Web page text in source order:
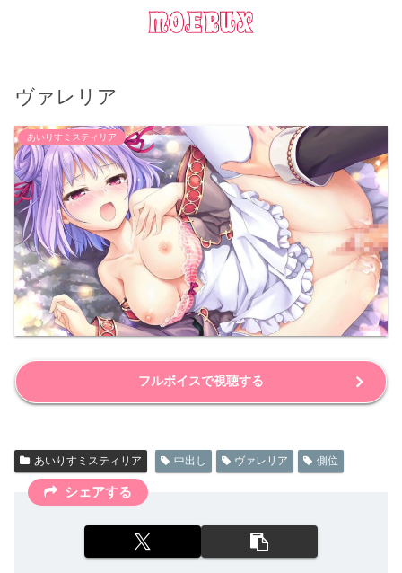
ヴァレリア
あいりすミスティリア
フルボイスで視聴する
あいりすミスティリア 中出し ヴァレリア 側位
シェアする